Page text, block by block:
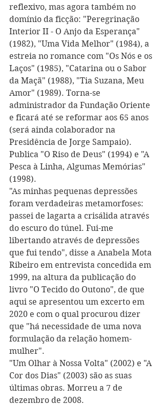
reflexivo, mas agora também no
domínio da ficção: "Peregrinação
Interior II - O Anjo da Esperança"
(1982), "Uma Vida Melhor" (1984), a
estreia no romance com "Os Nós e os
Laços" (1985), "Catarina ou o Sabor
da Maçã" (1988), "Tia Suzana, Meu
Amor" (1989). Torna-se
administrador da Fundação Oriente
e ficará até se reformar aos 65 anos
(será ainda colaborador na
Presidência de Jorge Sampaio).
Publica "O Riso de Deus" (1994) e "A
Pesca à Linha, Algumas Memórias"
(1998).
"As minhas pequenas depressões
foram verdadeiras metamorfoses:
passei de lagarta a crisálida através
do escuro do túnel. Fui-me
libertando através de depressões
que fui tendo", disse a Anabela Mota
Ribeiro em entrevista concedida em
1999, na altura da publicação do
livro "O Tecido do Outono", de que
aqui se apresentou um excerto em
2020 e com o qual procurou dizer
que "há necessidade de uma nova
formulação da relação homem-
mulher".
"Um Olhar à Nossa Volta" (2002) e "A
Cor dos Dias" (2003) são as suas
últimas obras. Morreu a 7 de
dezembro de 2008.